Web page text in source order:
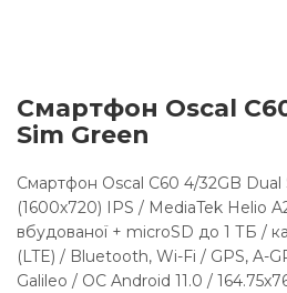
Смартфон Oscal
Sim Green
Смартфон Oscal C60 4/32GB Dual
(1600х720) IPS / MediaTek Helio
вбудованої + microSD до 1 ТБ /
(LTE) / Bluetooth, Wi-Fi / GPS, A-
Galileo / ОС Android 11.0 /